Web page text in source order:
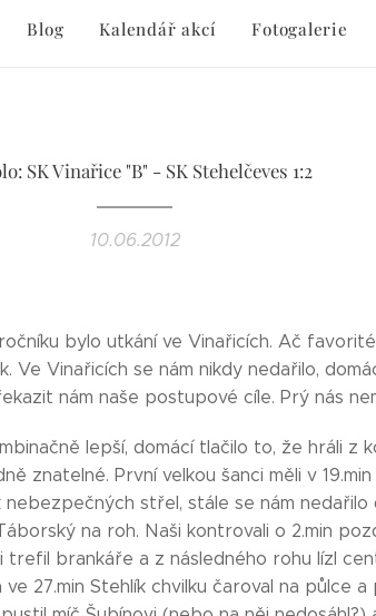
Blog Kalendář akcí Fotogalerie
SK Vinařice "B" - SK Stehelčeves 1:2
10.06.2012
bylo utkání ve Vinařicích. Ač
Ve Vinařicích se nám nikdy nedařilo,
nám naše postupové cíle. Prý nás
lepší, domácí tlačilo to, že hráli z
znatelné. První velkou šanci měli v 19.min
nebezpečných střel, stále se nám
na roh. Naši kontrovali o 2.min
trefil brankáře a z následného rohu lízl
27.min Stehlík chvilku čaroval na půlce a